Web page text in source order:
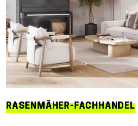
RASENMÄHER-FACHHANDEL